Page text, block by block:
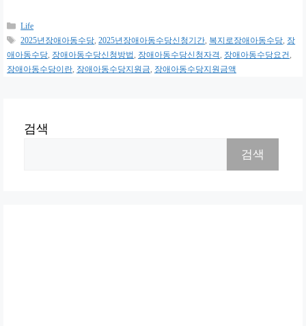
카
테
고
리
Life
태
그
2025년장애아동수당,2025년장애아동수당신청기간, 복지로장애아동수당, 장
애아동수당, 장애아동수당신청방법, 장애아동수당신청자격, 장애아동수당요건,
장애아동수당이란, 장애아동수당지원금, 장애아동수당지원금액
검색
검색